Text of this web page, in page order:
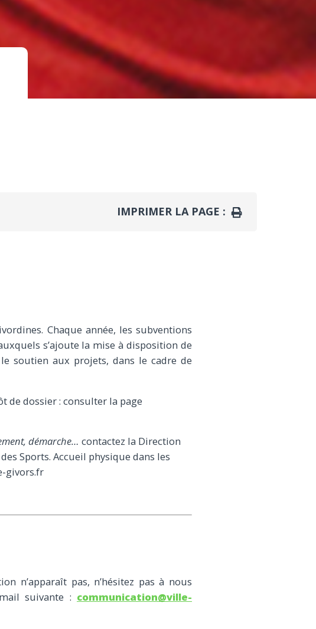
IMPRIMER LA PAGE : IMPRIMER
Chaque année, les subventions
s’ajoute la mise à disposition de
soutien aux projets, dans le cadre de
de dossier : consulter la page
démarche… contactez la Direction
Sports. Accueil physique dans les
givors.fr
n’apparaît pas, n’hésitez pas à nous
suivante : communication@ville-